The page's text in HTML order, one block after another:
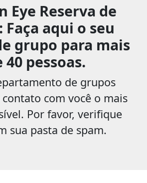
Eye Reserva de
aqui o seu
grupo para mais
40 pessoas.
de grupos
com você o mais
Por favor, verifique
sua pasta de spam.